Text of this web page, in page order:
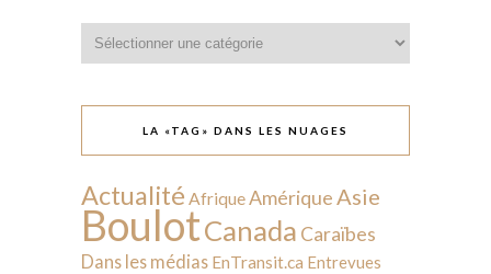
LA «TAG» DANS LES NUAGES
Actualité AfriqueAmériqueAsie
BoulotCanada Caraïbes
Dans les médias EnTransit.ca Entrevues